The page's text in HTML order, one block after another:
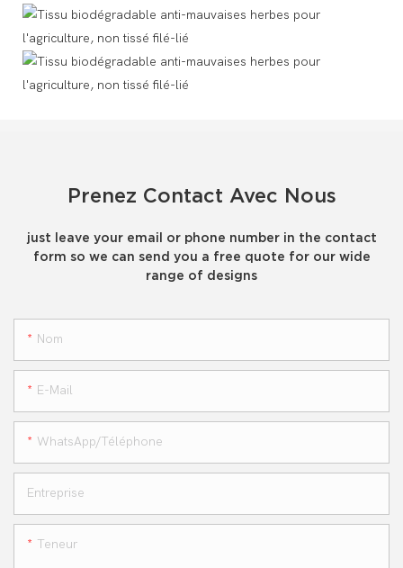
Prenez Contact Avec Nous
just leave your email or phone number in the contact
form so we can send you a free quote for our wide
range of designs
Nom
E-Mail
WhatsApp/téléphone
Entreprise
Teneur